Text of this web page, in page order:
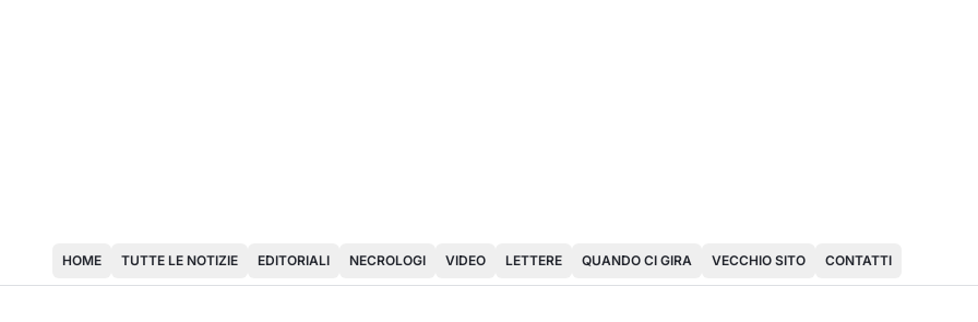
HOME TUTTE LE NOTIZIE EDITORIALI NECROLOGI VIDEO LETTERE QUANDO CI GIRA VECCHIO SITO CONTATTI